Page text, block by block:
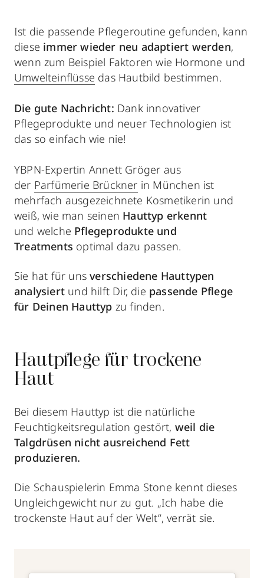
Ist die passende Pflegeroutine gefunden, kann
diese immer wieder neu adaptiert werden,
wenn zum Beispiel Faktoren wie Hormone und
Umwelteinflüsse das Hautbild bestimmen.
Die gute Nachricht: Dank innovativer
Pflegeprodukte und neuer Technologien ist
das so einfach wie nie!
YBPN-Expertin Annett Gröger aus
der Parfümerie Brückner in München ist
mehrfach ausgezeichnete Kosmetikerin und
weiß, wie man seinen Hauttyp erkennt
und welche Pflegeprodukte und
Treatments optimal dazu passen.
Sie hat für unsverschiedene Hauttypen
analysiert und hilft Dir, die passende Pflege
für Deinen Hauttyp zu finden.
Hautpflege für trockene
Haut
Bei diesem Hauttyp ist die natürliche
Feuchtigkeitsregulation gestört, weil die
Talgdrüsen nicht ausreichend Fett
produzieren.
Die Schauspielerin Emma Stone kennt dieses
Ungleichgewicht nur zu gut. „Ich habe die
trockenste Haut auf der Welt“, verrät sie.